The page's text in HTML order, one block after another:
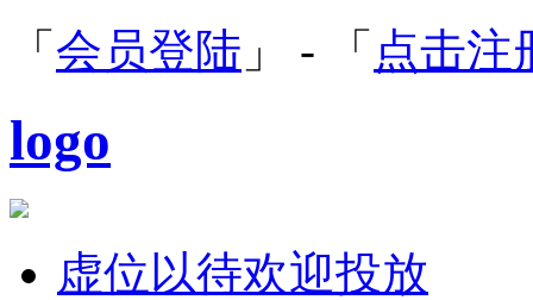
「 会员登陆 」 - 「 点击注
logo
虚位以待欢迎投放